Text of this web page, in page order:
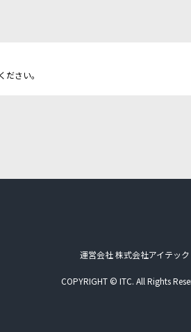
さい。
運営会社 株式会社アイテック
COPYRIGHT © ITC. All Rights